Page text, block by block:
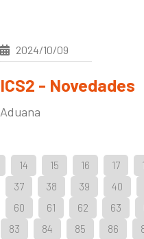
2024/10/09
ICS2 - Novedades
Aduana
14 15 16 17
37 38 39 40
60 61 62 63
83 84 85 86